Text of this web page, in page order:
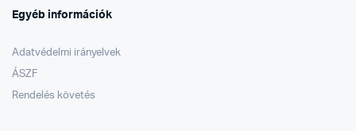
Egyéb információk
Adatvédelmi irányelvek
ÁSZF
Rendelés követés